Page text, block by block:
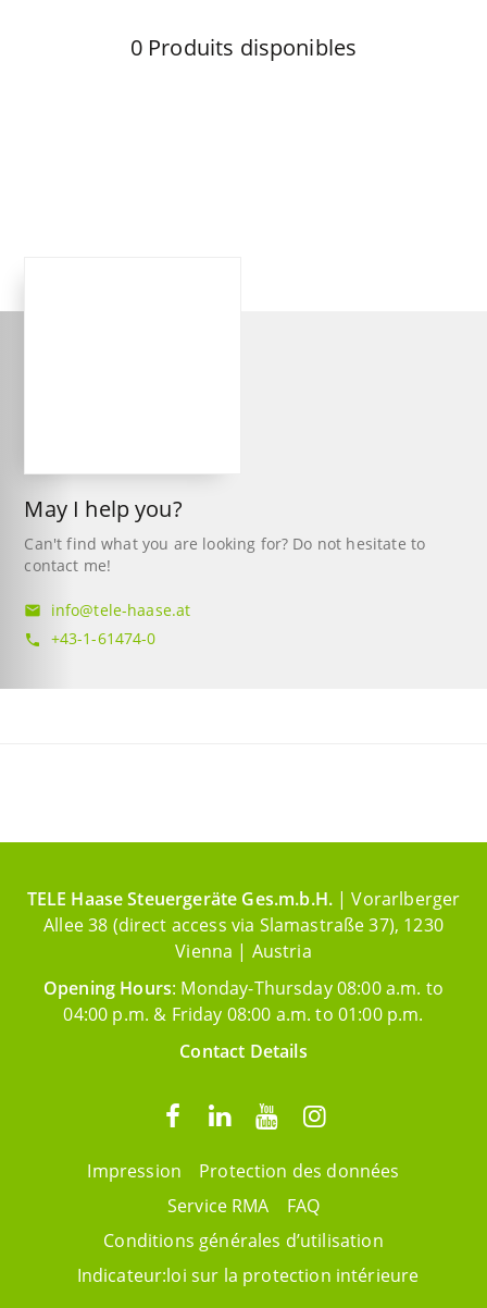
0 Produits disponibles
May I help you?
Can't find what you are looking for? Do not hesitate to
contact me!
mail info@tele-haase.at
phone +43-1-61474-0
TELE Haase Steuergeräte Ges.m.b.H. | Vorarlberger
Allee 38 (direct access via Slamastraße 37), 1230
Vienna | Austria
Opening Hours: Monday-Thursday 08:00 a.m. to
04:00 p.m. & Friday 08:00 a.m. to 01:00 p.m.
Contact Details
Impression
Protection des données
Service RMA
FAQ
Conditions générales d’utilisation
Indicateur:loi sur la protection intérieure